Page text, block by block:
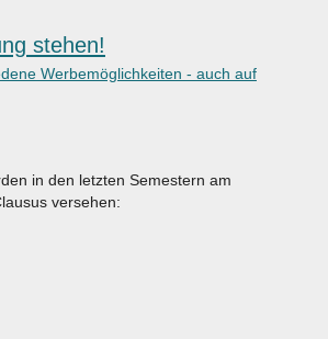
stehen!
Werbemöglichkeiten - auch auf
in den letzten Semestern am
versehen: